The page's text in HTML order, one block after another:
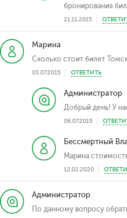
бронирования
21.11.2015
Марина
Сколько стоит билет
03.07.2015 ОТВЕТИТЬ
Администратор
Добрый день! У
06.07.2015
Бессмертный
Марина
12.02.2020
Администратор
По данному вопросу